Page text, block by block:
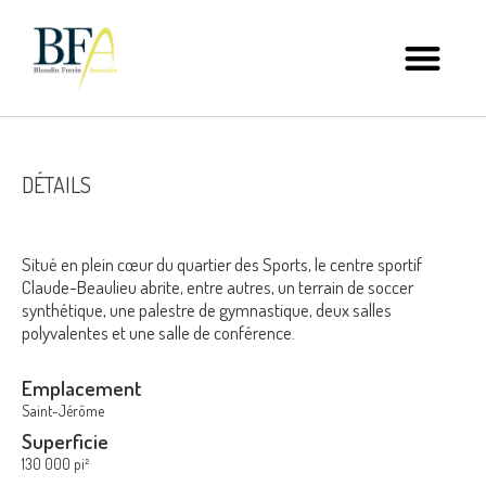
DÉTAILS
Situé en plein cœur du quartier des Sports, le centre sportif
Claude-Beaulieu abrite, entre autres, un terrain de soccer
synthétique, une palestre de gymnastique, deux salles
polyvalentes et une salle de conférence.
Emplacement
Saint-Jérôme
Superficie
130 000 pi²